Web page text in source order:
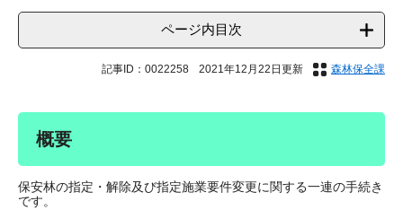
ページ内目次
記事ID：0022258 2021年12月22日更新 森林保全課
概要
保安林の指定・解除及び指定施業要件変更に関する一連の手続き
です。